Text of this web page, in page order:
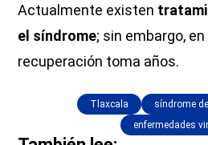
Actualmente existen
el síndrome; sin embargo,
recuperación toma años.
Tlaxcala
síndrome
enfermedades